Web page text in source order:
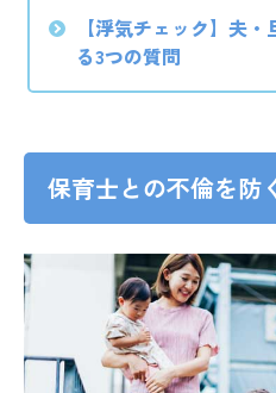
【浮気チェック】夫
る3つの質問
保育士との不倫を防